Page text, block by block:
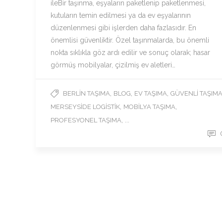
ileBir taşınma, eşyaların paketlenip paketlenmesi,
kutuların temin edilmesi ya da ev eşyalarının
düzenlenmesi gibi işlerden daha fazlasıdır. En
önemlisi güvenliktir. Özel taşınmalarda, bu önemli
nokta sıklıkla göz ardı edilir ve sonuç olarak; hasar
görmüş mobilyalar, çizilmiş ev aletleri…
BERLIN TAŞIMA, BLOG, EV TAŞIMA, GÜVENLI TAŞIMA
MERSEYSIDE LOGISTIK, MOBILYA TAŞIMA,
PROFESYONEL TAŞIMA, ...